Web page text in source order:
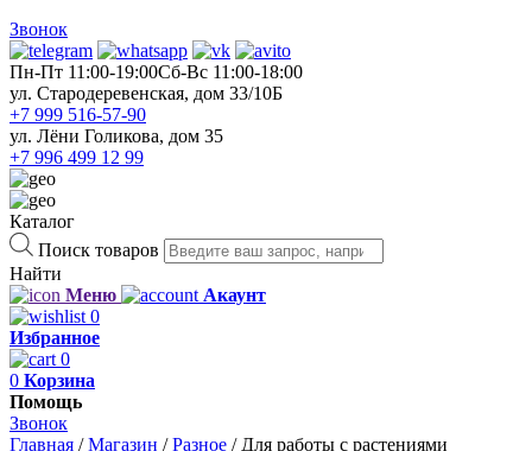
Звонок
Пн-Пт 11:00-19:00Cб-Вс 11:00-18:00
ул. Стародеревенская, дом 33/10Б
+7 999 516-57-90
ул. Лёни Голикова, дом 35
+7 996 499 12 99
Каталог
Поиск товаров
Найти
Меню
Акаунт
0
Избранное
0
0 Корзина
Помощь
Звонок
Главная /Магазин /Разное / Для работы с растениями